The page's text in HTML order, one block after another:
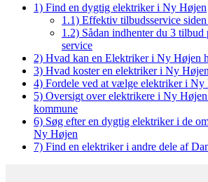
1) Find en dygtig elektriker i Ny Højen
1.1) Effektiv tilbudsservice
1.2) Sådan indhenter du 3 tilbud
service
2) Hvad kan en Elektriker i Ny Højen
3) Hvad koster en elektriker i Ny
4) Fordele ved at vælge elektriker i Ny
5) Oversigt over elektrikere i Ny
kommune
6) Søg efter en dygtig elektriker i de
Ny Højen
7) Find en elektriker i andre dele af